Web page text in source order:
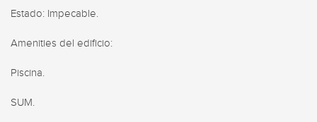
Estado: Impecable.
Amenities del edificio:
Piscina.
SUM.